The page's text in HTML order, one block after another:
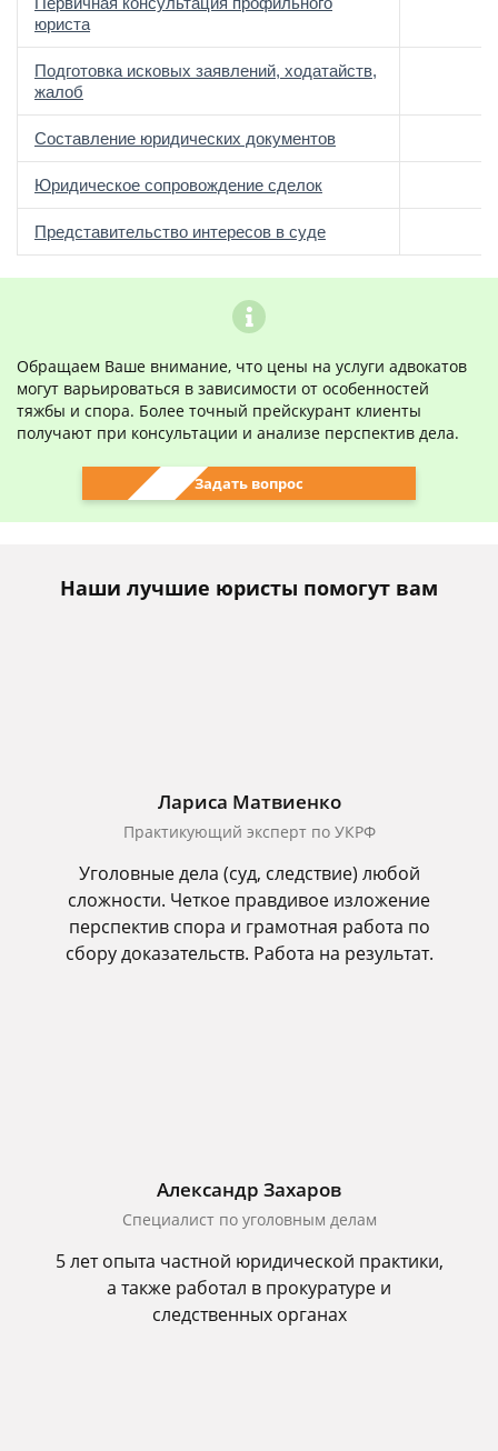
юриста
Подготовка исковых заявлений, ходатайств,
жалоб
Составление юридических документов
Юридическое сопровождение сделок
Представительство интересов в суде
Обращаем Ваше внимание, что цены на услуги адвокатов
могут варьироваться в зависимости от особенностей
тяжбы и спора. Более точный прейскурант клиенты
получают при консультации и анализе перспектив дела.
Задать вопрос
Наши лучшие юристы помогут вам
Лариса Матвиенко
Практикующий эксперт по УКРФ
Уголовные дела (суд, следствие) любой
сложности. Четкое правдивое изложение
перспектив спора и грамотная работа по
сбору доказательств. Работа на результат.
Александр Захаров
Специалист по уголовным делам
5 лет опыта частной юридической практики,
а также работал в прокуратуре и
следственных органах